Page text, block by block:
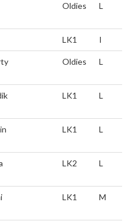
Oldies L
LK1 I
Oldies L
LK1 L
LK1 L
LK2 L
LK1 M